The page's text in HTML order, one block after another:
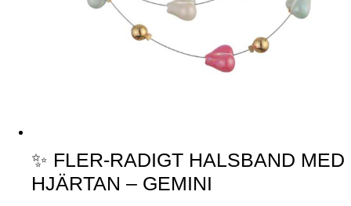
✨ FLER-RADIGT HALSBAND MED
HJÄRTAN – GEMINI